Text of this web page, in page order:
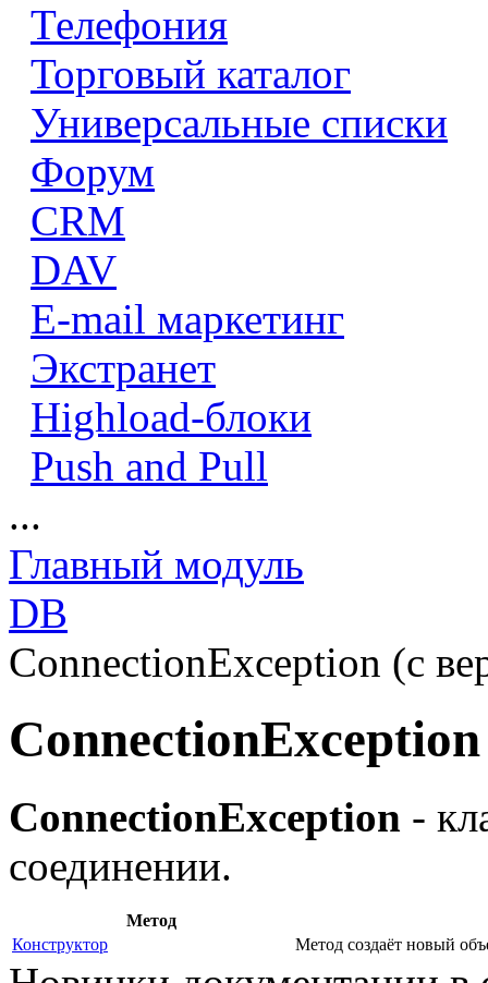
Телефония
Торговый каталог
Универсальные списки
Форум
CRM
DAV
E-mail маркетинг
Экстранет
Highload-блоки
Push and Pull
...
Главный модуль
DB
ConnectionException (с
ConnectionException
ConnectionException -
соединении.
Метод
Конструктор
Метод создаёт новый